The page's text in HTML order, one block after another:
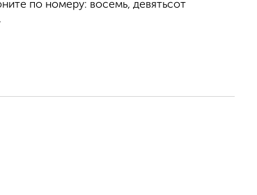
по номеру: восемь, девятьсот